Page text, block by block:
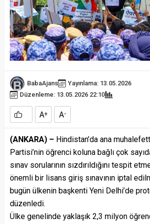
BabaAjans
Yayınlama: 13.05.2026
Düzenleme: 13.05.2026 22:10
A+ A-
(ANKARA) – Hindistan’da ana
Partisi’nin öğrenci koluna bağlı çok
sınav sorularının sızdırıldığını tespit
önemli bir lisans giriş sınavının iptal
bugün ülkenin başkenti Yeni Delhi’de
düzenledi.
Ülke genelinde yaklaşık 2,3 milyon